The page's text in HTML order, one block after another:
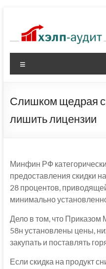
содержимому
Слишком щедрая
лишить лицензии
Минфин РФ
предоставления скидки
28 процентов,
минимально
Дело в том, что
58н установлены цены,
закупать и поставлять
Если скидка на продукт